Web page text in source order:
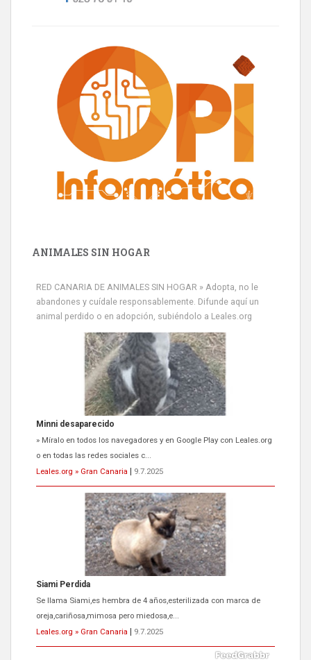
ANIMALES SIN HOGAR
RED CANARIA DE ANIMALES SIN HOGAR » Adopta, no le
abandones y cuídale responsablemente. Difunde aquí un
animal perdido o en adopción, subiéndolo a Leales.org
Siami Perdida
Se llama Siami,es hembra de 4 años,esterilizada con marca de
oreja,cariñosa,mimosa pero miedosa,e...
Leales.org » Gran Canaria | 9.7.2025
ADOPCIÓN URGENTE GATA TEROR GRAN CANARIA
El ayuntamiento se va a llevar a Los Gatos callejeros de la zona los
próximos días, ella incluida...
Leales.org » Gran Canaria | 9.7.2025